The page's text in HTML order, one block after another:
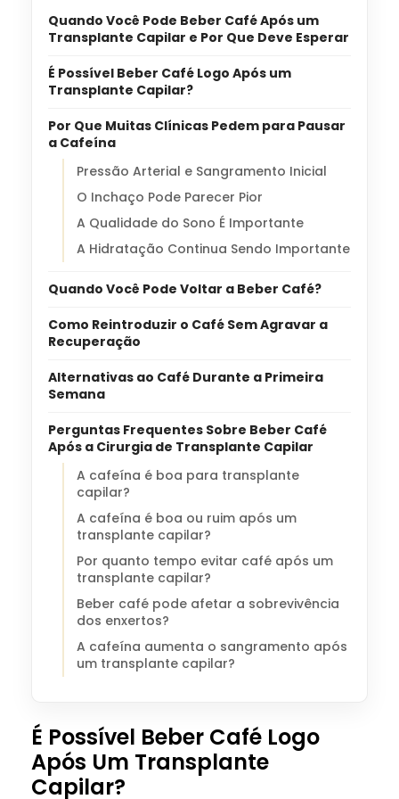
Quando Você Pode Beber Café Após um
Transplante Capilar e Por Que Deve Esperar
É Possível Beber Café Logo Após um
Transplante Capilar?
Por Que Muitas Clínicas Pedem para Pausar
a Cafeína
Pressão Arterial e Sangramento Inicial
O Inchaço Pode Parecer Pior
A Qualidade do Sono É Importante
A Hidratação Continua Sendo Importante
Quando Você Pode Voltar a Beber Café?
Como Reintroduzir o Café Sem Agravar a
Recuperação
Alternativas ao Café Durante a Primeira
Semana
Perguntas Frequentes Sobre Beber Café
Após a Cirurgia de Transplante Capilar
A cafeína é boa para transplante
capilar?
A cafeína é boa ou ruim após um
transplante capilar?
Por quanto tempo evitar café após um
transplante capilar?
Beber café pode afetar a sobrevivência
dos enxertos?
A cafeína aumenta o sangramento após
um transplante capilar?
É Possível Beber Café Logo
Após Um Transplante
Capilar?